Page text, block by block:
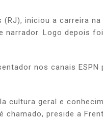
iniciou a carreira
narrador. Logo depois
nos canais
cultura geral e
chamado, preside a